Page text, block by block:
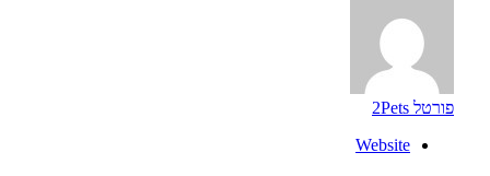
פורטל 2Pets
Website